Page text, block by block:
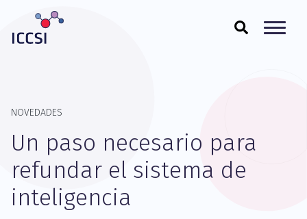
NOVEDADES
Un paso necesario para
refundar el sistema de
inteligencia